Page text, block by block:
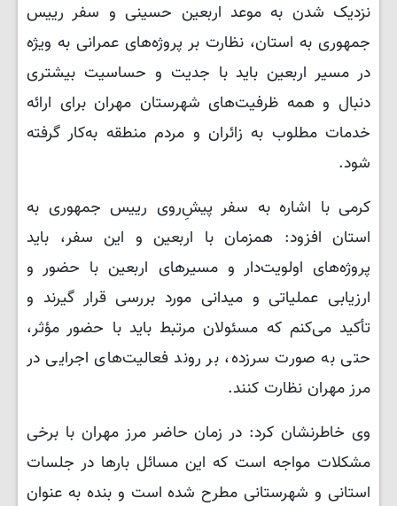
نزدیک شدن به موعد اربعین حسینی و سفر رییس
جمهوری به استان، نظارت بر پروژه‌های عمرانی به ویژه
در مسیر اربعین باید با جدیت و حساسیت بیشتری
دنبال و همه ظرفیت‌های شهرستان مهران برای ارائه
خدمات مطلوب به زائران و مردم منطقه به‌کار گرفته
شود.
کرمی با اشاره به سفر پیشِ‌روی رییس جمهوری به
استان افزود: همزمان با اربعین و این سفر، باید
پروژه‌های اولویت‌دار و مسیرهای اربعین با حضور و
ارزیابی عملیاتی و میدانی مورد بررسی قرار گیرند و
تأکید می‌کنم که مسئولان مرتبط باید با حضور مؤثر،
حتی به صورت سرزده، بر روند فعالیت‌های اجرایی در
مرز مهران نظارت کنند.
وی خاطرنشان کرد: در زمان حاضر مرز مهران با برخی
مشکلات مواجه است که این مسائل بارها در جلسات
استانی و شهرستانی مطرح شده‌ است و بنده به عنوان